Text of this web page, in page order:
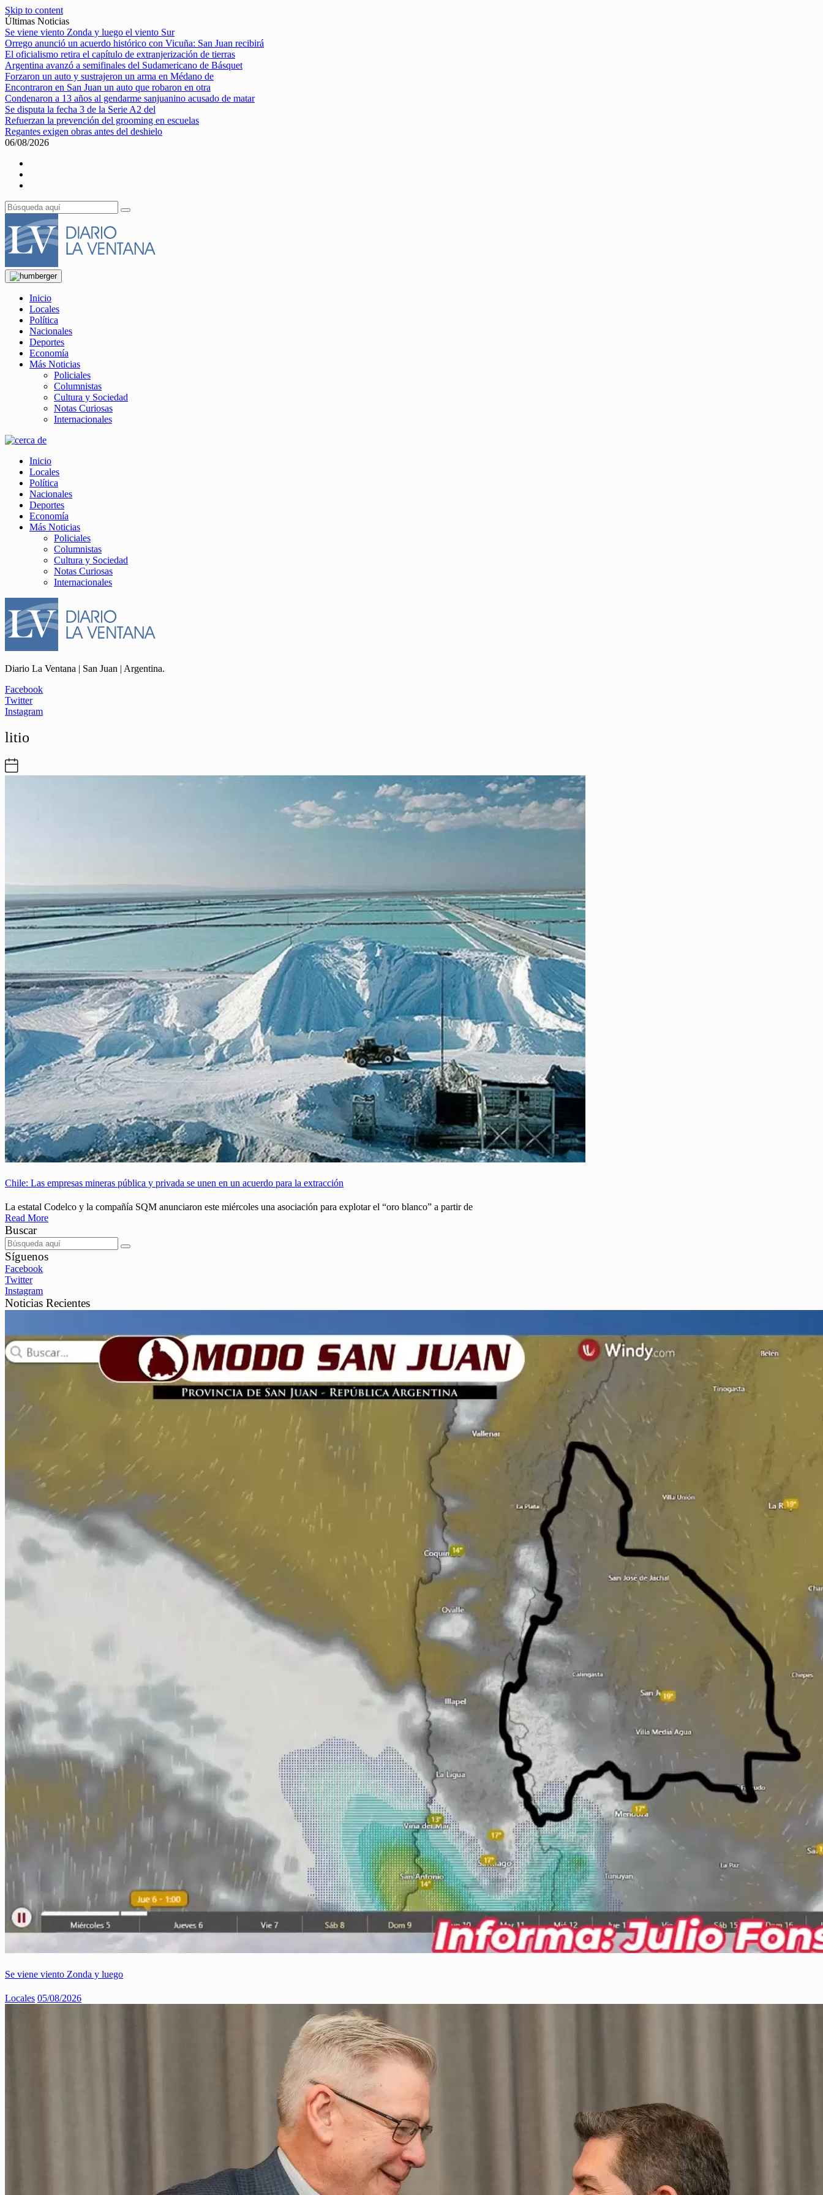
Skip to content
Últimas Noticias
Se viene viento Zonda y luego el viento Sur
Orrego anunció un acuerdo histórico con Vicuña: San Juan recibirá
El oficialismo retira el capítulo de extranjerización de tierras
Argentina avanzó a semifinales del Sudamericano de Básquet
Forzaron un auto y sustrajeron un arma en Médano de
Encontraron en San Juan un auto que robaron en otra
Condenaron a 13 años al gendarme sanjuanino acusado de matar
Se disputa la fecha 3 de la Serie A2 del
Refuerzan la prevención del grooming en escuelas
Regantes exigen obras antes del deshielo
06/08/2026
Inicio
Locales
Política
Nacionales
Deportes
Economía
Más Noticias
Policiales
Columnistas
Cultura y Sociedad
Notas Curiosas
Internacionales
Inicio
Locales
Política
Nacionales
Deportes
Economía
Más Noticias
Policiales
Columnistas
Cultura y Sociedad
Notas Curiosas
Internacionales
Diario La Ventana | San Juan | Argentina.
Facebook
Twitter
Instagram
litio
Chile: Las empresas mineras pública y privada se unen en un acuerdo para la extracción
La estatal Codelco y la compañía SQM anunciaron este miércoles una asociación para explotar el “oro blanco” a partir de
Read More
Buscar
Síguenos
Facebook
Twitter
Instagram
Noticias Recientes
Se viene viento Zonda y luego
Locales 05/08/2026